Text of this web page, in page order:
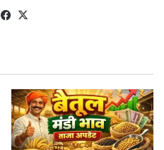
WebsiteFacebook